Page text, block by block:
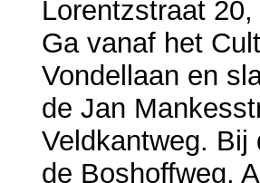
Lorentzstraat
Ga vanaf het
Vondellaan en
de Jan
Veldkantweg.
de Boshoffweg.